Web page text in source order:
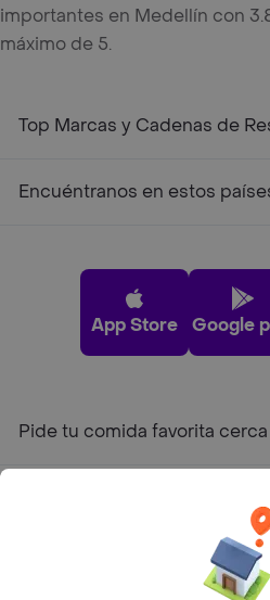
importantes en Medellín con
máximo de 5.
Top Marcas y Cadenas de
Encuéntranos en estos
App Store Google
Pide tu comida favorita